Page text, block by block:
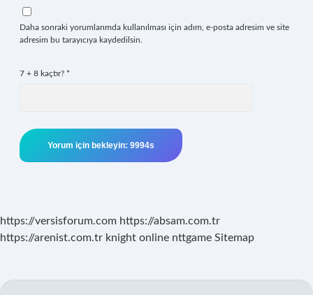
Daha sonraki yorumlarımda kullanılması için adım, e-posta adresim ve site
adresim bu tarayıcıya kaydedilsin.
7 + 8 kaçtır? *
https://versisforum.com https://absam.com.tr
https://arenist.com.tr knight online nttgame Sitemap